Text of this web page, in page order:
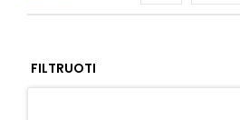
FILTRUOTI